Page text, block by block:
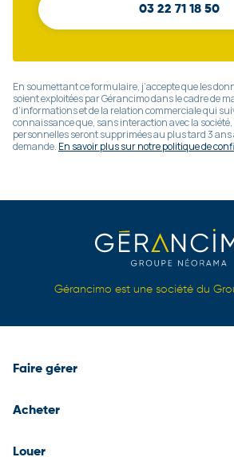
03 22 71 18 50
En soumettant ce formulaire, j’accepte que les
soient exploitées par Gérancimo dans le cadre de
d’informations et de la relation commerciale qui
connaissance que, sans interaction avec la
personnelles seront supprimées au plus tard 3
demande. En savoir plus sur notre politique de
Gérancimo est une société du
Faire gérer
Acheter
Louer